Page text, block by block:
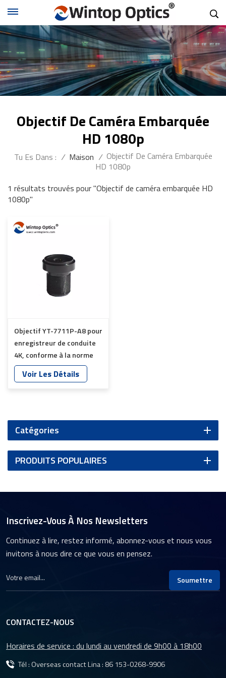
Objectif De Caméra Embarquée
HD 1080p
Tu Es Dans : / Maison / Objectif De Caméra Embarquée
HD 1080p
1 résultats trouvés pour "Objectif de caméra embarquée HD
1080p"
Objectif YT-7711P-A8 pour
enregistreur de conduite
4K, conforme à la norme
TS16949 et IP67
Voir Les Détails
Catégories
PRODUITS POPULAIRES
Inscrivez-Vous À Nos Newsletters
Continuez à lire, restez informé, abonnez-vous et nous vous
invitons à nous dire ce que vous en pensez.
Soumettre
CONTACTEZ-NOUS
Horaires de service : du lundi au vendredi de 9h00 à 18h00
Tél : Overseas contact Lina : 86 153-0268-9906